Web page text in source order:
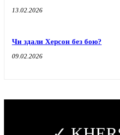
13.02.2026
Чи здали Херсон без бою?
09.02.2026